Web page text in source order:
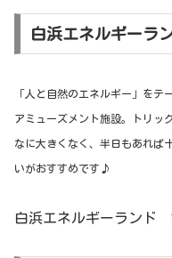
白浜エネルギーラ
「人と自然のエネルギー」をテ
アミューズメント施設。トリッ
なに大きくなく、半日もあれば
いがおすすめです♪
白浜エネルギーランド